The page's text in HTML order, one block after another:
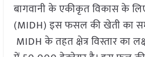
बागवानी के एकीकृत विकास के
(MIDH) इस फसल की खेती का
MIDH के तहत क्षेत्र विस्तार का